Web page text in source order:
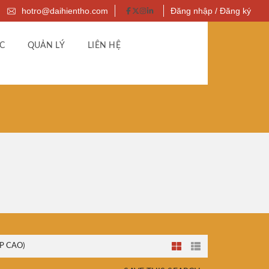
hotro@daihientho.com Đăng nhập / Đăng ký
QUẢN LÝ LIÊN HỆ
CAO)